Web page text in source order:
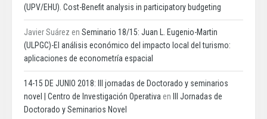
(UPV/EHU). Cost-Benefit analysis in participatory budgeting
Javier Suárez en Seminario 18/15: Juan L. Eugenio-Martin
(ULPGC)-El análisis económico del impacto local del turismo:
aplicaciones de econometría espacial
14-15 DE JUNIO 2018: III jornadas de Doctorado y seminarios
novel | Centro de Investigación Operativa en
III Jornadas de
Doctorado y Seminarios Novel